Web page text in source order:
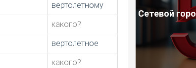
вертолетному
какого?
вертолетное
какого?
Сетевой